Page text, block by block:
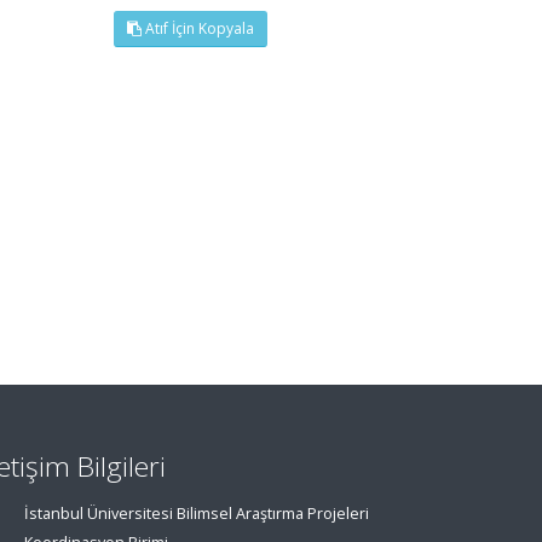
Atıf İçin Kopyala
Bilgileri
İstanbul Üniversitesi Bilimsel Araştırma Projeleri